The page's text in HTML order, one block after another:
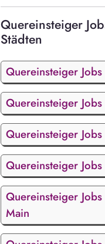
Quereinsteiger
Städten
Quereinsteiger
Quereinsteiger
Quereinsteiger
Quereinsteiger
Quereinsteiger
Main